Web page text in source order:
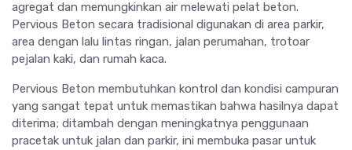
agregat dan memungkinkan air melewati pelat beton.
Pervious Beton secara tradisional digunakan di area parkir,
area dengan lalu lintas ringan, jalan perumahan, trotoar
pejalan kaki, dan rumah kaca.
Pervious Beton membutuhkan kontrol dan kondisi campuran
yang sangat tepat untuk memastikan bahwa hasilnya dapat
diterima; ditambah dengan meningkatnya penggunaan
pracetak untuk jalan dan parkir, ini membuka pasar untuk